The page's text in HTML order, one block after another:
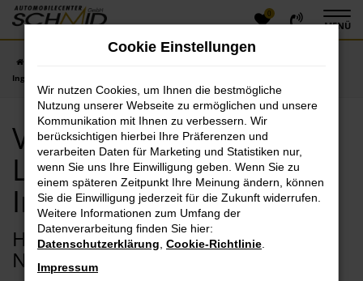
Zum
Hauptinhalt
0
MENÜ
Ingolstadt
VW Neuwagen mit
Lieferservice nach
Ingolstadt
Herausragende Qualität: Ihr VW
Neuwagen für Ingolstadt
Cookie Einstellungen
Wir nutzen Cookies, um Ihnen die bestmögliche
Nutzung unserer Webseite zu ermöglichen und unsere
Kommunikation mit Ihnen zu verbessern. Wir
berücksichtigen hierbei Ihre Präferenzen und
verarbeiten Daten für Marketing und Statistiken nur,
wenn Sie uns Ihre Einwilligung geben. Wenn Sie zu
einem späteren Zeitpunkt Ihre Meinung ändern, können
Sie die Einwilligung jederzeit für die Zukunft widerrufen.
Weitere Informationen zum Umfang der
Datenverarbeitung finden Sie hier:
Datenschutzerklärung Cookie-Richtlinie
Impressum